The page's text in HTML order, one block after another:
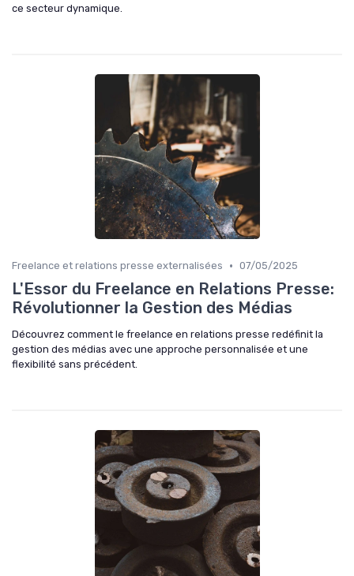
ce secteur dynamique.
Freelance et relations presse externalisées • 07/05/2025
L'Essor du Freelance en Relations Presse:
Révolutionner la Gestion des Médias
Découvrez comment le freelance en relations presse redéfinit la
gestion des médias avec une approche personnalisée et une
flexibilité sans précédent.